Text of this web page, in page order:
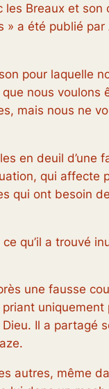
Breaux et son
a été publié par
pour laquelle
nous voulons
mais nous ne
en deuil d’une
qui affecte
qui ont besoin
qu’il a trouvé
une fausse
uniquement
Il a partagé
autres, même